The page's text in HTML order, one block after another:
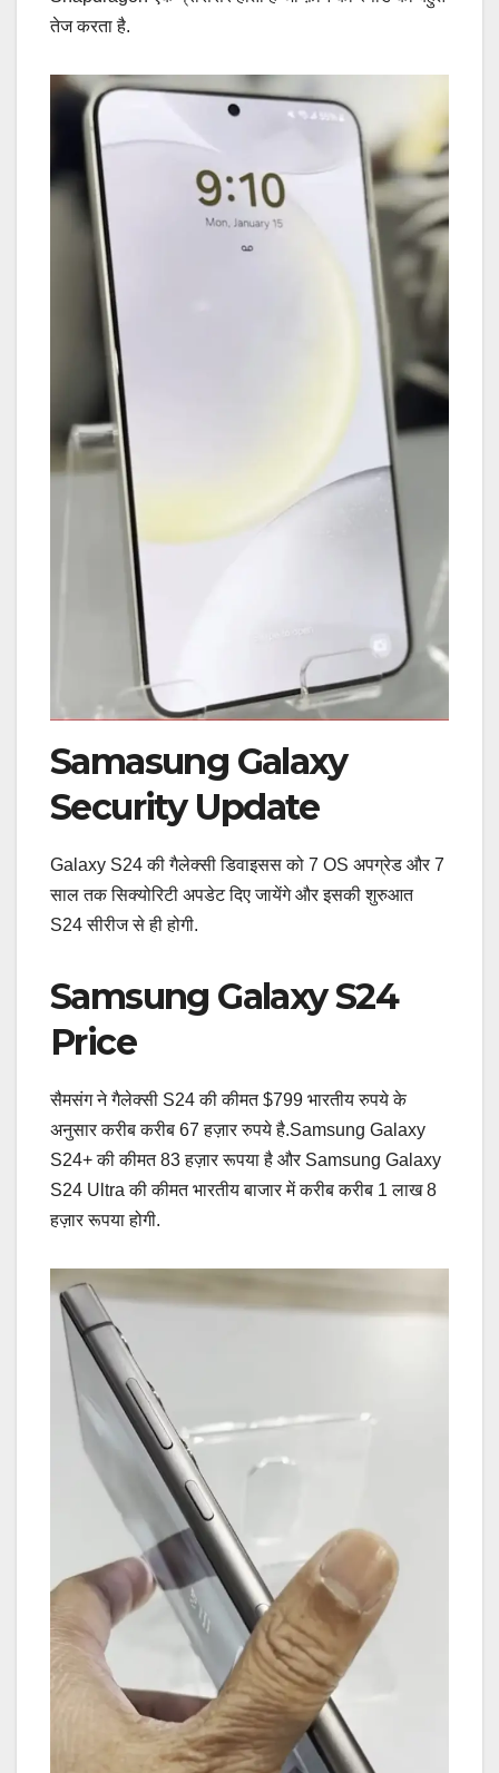
तेज करता है.
Samasung Galaxy
Security Update
Galaxy S24 की गैलेक्सी डिवाइसस को 7 OS अपग्रेड और 7
साल तक सिक्योरिटी अपडेट दिए जायेंगे और इसकी शुरुआत
S24 सीरीज से ही होगी.
Samsung Galaxy S24
Price
सैमसंग ने गैलेक्सी S24 की कीमत $799 भारतीय रुपये के
अनुसार करीब करीब 67 हज़ार रुपये है.Samsung Galaxy
S24+ की कीमत 83 हज़ार रूपया है और Samsung Galaxy
S24 Ultra की कीमत भारतीय बाजार में करीब करीब 1 लाख 8
हज़ार रूपया होगी.